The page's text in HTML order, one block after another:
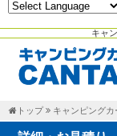
キャ
トップ キャンピング